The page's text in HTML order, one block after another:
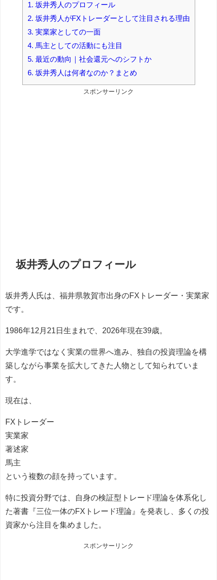
1. 坂井秀人のプロフィール
2. 坂井秀人がFXトレーダーとして注目される理由
3. 実業家としての一面
4. 馬主としての活動にも注目
5. 最近の動向｜社会還元へのシフトか
6. 坂井秀人は何者なのか？まとめ
スポンサーリンク
坂井秀人のプロフィール
坂井秀人氏は、福井県敦賀市出身のFXトレーダー・実業家
です。
1986年12月21日生まれで、2026年現在39歳。
大学進学ではなく実業の世界へ進み、独自の投資理論を構
築しながら事業を拡大してきた人物として知られていま
す。
現在は、
FXトレーダー
実業家
著述家
馬主
という複数の顔を持っています。
特に投資分野では、自身の検証型トレード理論を体系化し
た著書『三位一体のFXトレード理論』を発表し、多くの投
資家から注目を集めました。
スポンサーリンク